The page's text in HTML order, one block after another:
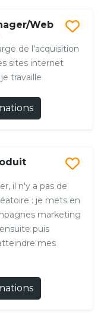
Web
de l'acquisition
sites internet
travaille
il n'y a pas de
: je mets en
marketing
puis
mes